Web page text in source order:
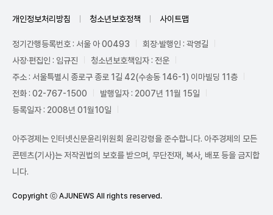
개인정보처리방침 청소년보호정책 사이트맵
정기간행등록번호 : 서울 아 00493
회장·발행인 : 곽영길
사장·편집인 : 임규진
청소년보호책임자 : 전운
주소 : 서울특별시 종로구 종로 1길 42(수송동 146-1) 이마빌딩 11층
전화 : 02-767-1500
발행일자 : 2007년 11월 15일
등록일자 : 2008년 01월10일
아주경제는 인터넷신문윤리위원회 윤리강령을 준수합니다. 아주경제의 모든
콘텐츠(기사)는 저작권법의 보호를 받으며, 무단전재, 복사, 배포 등을 금지합
니다.
Copyright ⓒ AJUNEWS All rights reserved.